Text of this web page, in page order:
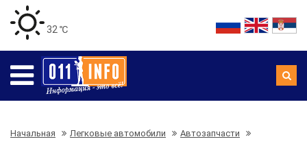
32 ℃
Начальная Легковые автомобили Автозапчасти